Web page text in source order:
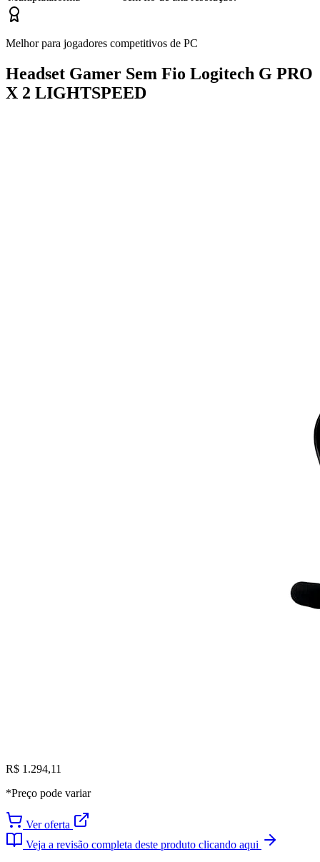
Melhor para jogadores competitivos de PC
Headset Gamer Sem Fio Logitech G PRO
X 2 LIGHTSPEED
R$ 1.294,11
*Preço pode variar
Ver oferta
Veja a revisão completa deste produto clicando aqui